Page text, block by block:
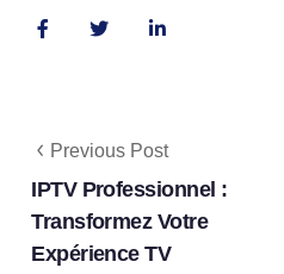
Previous Post
IPTV Professionnel :
Transformez Votre
Expérience TV